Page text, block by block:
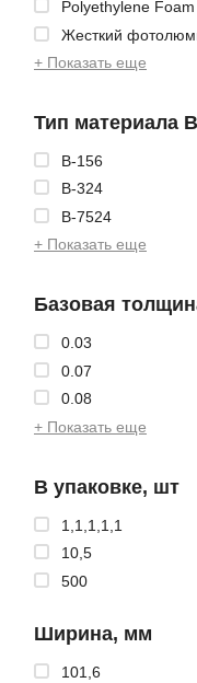
Polyethylene Foam
Жесткий
+ Показать еще
Тип материала
B-156
B-324
B-7524
+ Показать еще
Базовая
0.03
0.07
0.08
+ Показать еще
В упаковке, шт
1,1,1,1,1
10,5
500
Ширина, мм
101,6